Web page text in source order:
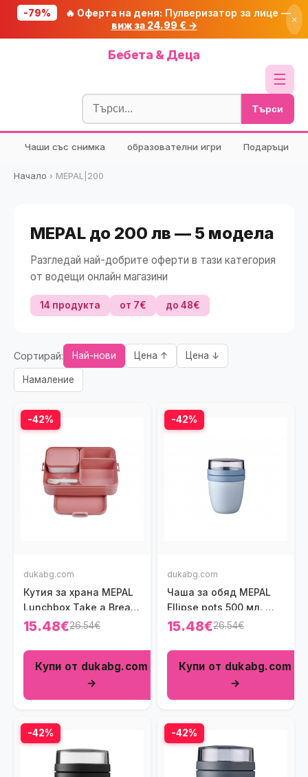
-79% 🔥 Оферта на деня: Пулверизатор за лице —
виж за 24.99 € →
×
Бебета & Деца
☰
Блог
🧮 Калкулатори
🔍 Намери продукт
Търси
Чаши със снимка образователни игри Подаръци
Начало › MEPAL|200
MEPAL до 200 лв — 5 модела
Разгледай най-добрите оферти в тази категория
от водещи онлайн магазини
14 продукта от 7€ до 48€
Сортирай: Най-нови Цена ↑ Цена ↓
Намаление
-42%
dukabg.com
Кутия за храна MEPAL
Lunchbox Take a Break,
розов
15.48€26.54€
Купи от dukabg.com
→
-42%
dukabg.com
Чаша за обяд MEPAL
Ellipse pots 500 мл.,
син
15.48€26.54€
Купи от dukabg.com
→
-42% -42%